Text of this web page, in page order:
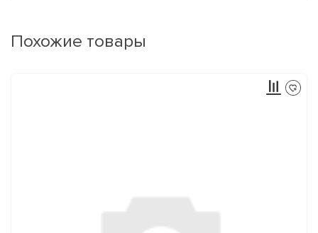
Похожие товары